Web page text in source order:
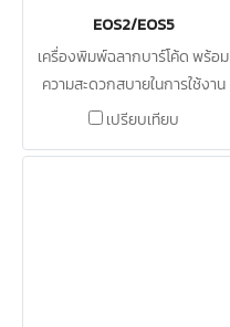
EOS2/EOS5
เครื่องพิมพ์ฉลากบาร์โค้ด พร้อม
ความสะดวกสบายในการใช้งาน
สูงสุด
เปรียบเทียบ